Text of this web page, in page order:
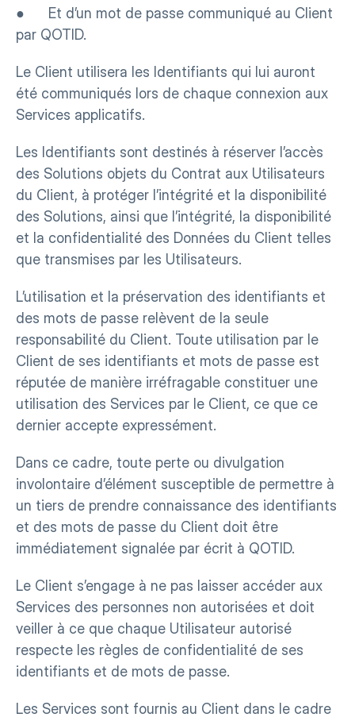
●      Et d’un mot de passe communiqué au Client
par QOTID.
Le Client utilisera les Identifiants qui lui auront
été communiqués lors de chaque connexion aux
Services applicatifs.
Les Identifiants sont destinés à réserver l’accès
des Solutions objets du Contrat aux Utilisateurs
du Client, à protéger l’intégrité et la disponibilité
des Solutions, ainsi que l’intégrité, la disponibilité
et la confidentialité des Données du Client telles
que transmises par les Utilisateurs.
L’utilisation et la préservation des identifiants et
des mots de passe relèvent de la seule
responsabilité du Client. Toute utilisation par le
Client de ses identifiants et mots de passe est
réputée de manière irréfragable constituer une
utilisation des Services par le Client, ce que ce
dernier accepte expressément.
Dans ce cadre, toute perte ou divulgation
involontaire d’élément susceptible de permettre à
un tiers de prendre connaissance des identifiants
et des mots de passe du Client doit être
immédiatement signalée par écrit à QOTID.
Le Client s’engage à ne pas laisser accéder aux
Services des personnes non autorisées et doit
veiller à ce que chaque Utilisateur autorisé
respecte les règles de confidentialité de ses
identifiants et de mots de passe.
Les Services sont fournis au Client dans le cadre